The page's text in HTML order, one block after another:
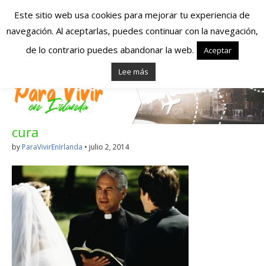
Españoles en
Irlanda – Vivir en
Irlanda – Trabajo
en Irlanda –
Alojamiento en
Irlanda
Blog dedicado a los que viven, estudian y trabajan en
Irlanda!
cura
by ParaVivirEnIrlanda • julio 2, 2014
Este sitio web usa cookies para mejorar tu experiencia de
navegación. Al aceptarlas, puedes continuar con la navegación,
de lo contrario puedes abandonar la web.
Aceptar
Lee más